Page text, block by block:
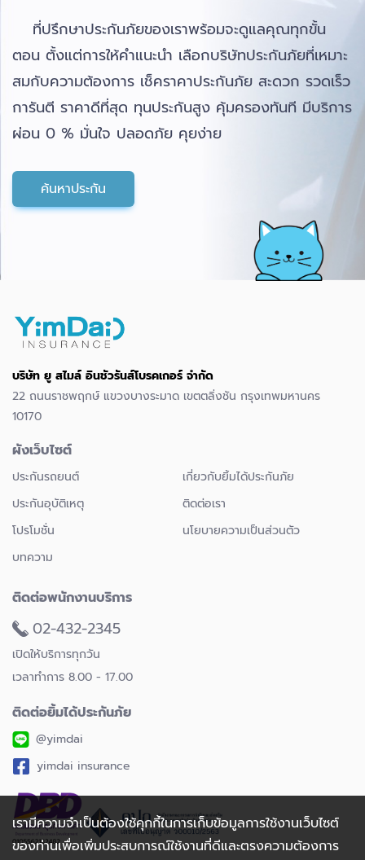
ที่ปรึกษาประกันภัยของเราพร้อมจะดูแลคุณทุกขั้น
ตอน ตั้งแต่การให้คำแนะนำ เลือกบริษัทประกันภัยที่เหมาะ
สมกับความต้องการ เช็คราคาประกันภัย สะดวก รวดเร็ว
การันตี ราคาดีที่สุด ทุนประกันสูง คุ้มครองทันที มีบริการ
ผ่อน 0 % มั่นใจ ปลอดภัย คุยง่าย
ค้นหาประกัน
บริษัท ยู สไมล์ อินชัวรันส์โบรคเกอร์ จำกัด
22 ถนนราชพฤกษ์ แขวงบางระมาด เขตตลิ่งชัน กรุงเทพมหานคร
10170
ผังเว็บไซต์
ประกันรถยนต์
เกี่ยวกับยิ้มได้ประกันภัย
ประกันอุบัติเหตุ
ติดต่อเรา
โปรโมชั่น
นโยบายความเป็นส่วนตัว
บทความ
ติดต่อพนักงานบริการ
02-432-2345
เปิดให้บริการทุกวัน
เวลาทำการ 8.00 - 17.00
ติดต่อยิ้มได้ประกันภัย
@yimdai
yimdai insurance
เรามีความจำเป็นต้องใช้คุกกี้ในการเก็บข้อมูลการใช้งานเว็บไซต์
ของท่านเพื่อเพิ่มประสบการณ์ใช้งานที่ดีและตรงความต้องการ